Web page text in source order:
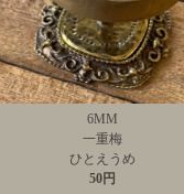
6MM
一重梅
ひとえうめ
50円